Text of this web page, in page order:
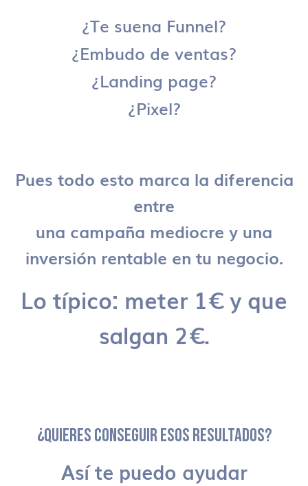
¿Te suena Funnel?
¿Embudo de ventas?
¿Landing page?
¿Pixel?
Pues todo esto marca la diferencia
entre
una campaña mediocre y una
inversión rentable en tu negocio.
Lo típico: meter 1€ y que
salgan 2€.
¿QUIERES CONSEGUIR ESOS RESULTADOS?
Así te puedo ayudar